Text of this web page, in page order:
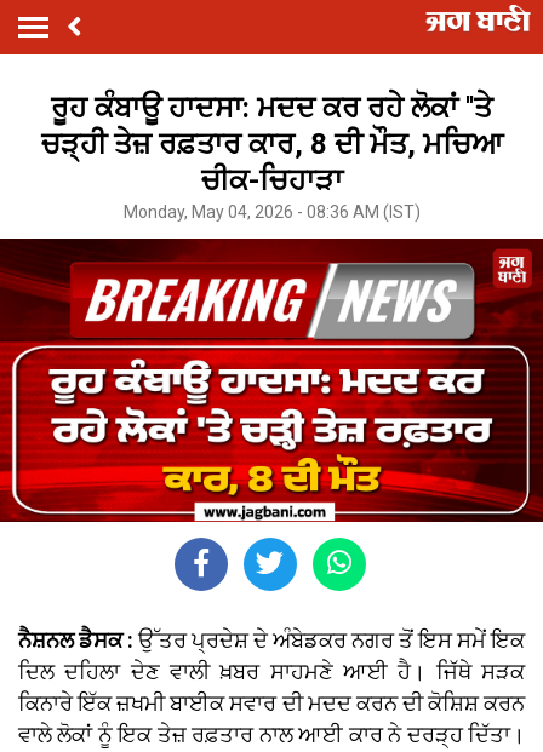
ਰੂਹ ਕੰਬਾਊ ਹਾਦਸਾ: ਮਦਦ ਕਰ ਰਹੇ ਲੋਕਾਂ ''ਤੇ
ਚੜ੍ਹੀ ਤੇਜ਼ ਰਫ਼ਤਾਰ ਕਾਰ, 8 ਦੀ ਮੌਤ, ਮਚਿਆ
ਚੀਕ-ਚਿਹਾੜਾ
Monday, May 04, 2026 - 08:36 AM (IST)
ਨੈਸ਼ਨਲ ਡੈਸਕ : ਉੱਤਰ ਪ੍ਰਦੇਸ਼ ਦੇ ਅੰਬੇਡਕਰ ਨਗਰ ਤੋਂ ਇਸ ਸਮੇਂ ਇਕ
ਦਿਲ ਦਹਿਲਾ ਦੇਣ ਵਾਲੀ ਖ਼ਬਰ ਸਾਹਮਣੇ ਆਈ ਹੈ। ਜਿੱਥੇ ਸੜਕ
ਕਿਨਾਰੇ ਇੱਕ ਜ਼ਖਮੀ ਬਾਈਕ ਸਵਾਰ ਦੀ ਮਦਦ ਕਰਨ ਦੀ ਕੋਸ਼ਿਸ਼ ਕਰਨ
ਵਾਲੇ ਲੋਕਾਂ ਨੂੰ ਇਕ ਤੇਜ਼ ਰਫ਼ਤਾਰ ਨਾਲ ਆਈ ਕਾਰ ਨੇ ਦਰੜ੍ਹ ਦਿੱਤਾ।